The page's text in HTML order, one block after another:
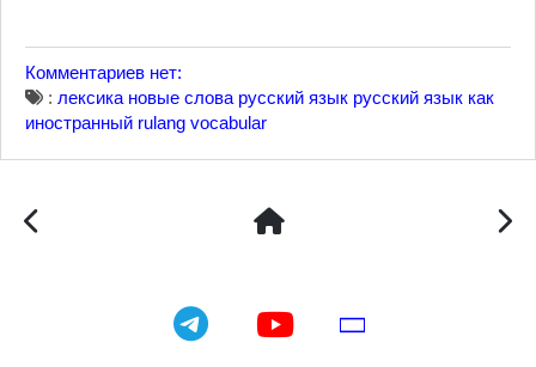
Комментариев нет:
: лексика новые слова русский язык русский язык как
иностранный rulang vocabular
telegram youtube